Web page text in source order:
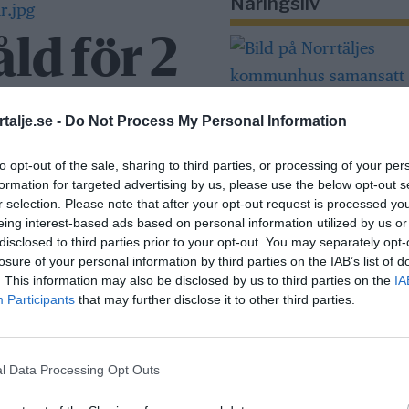
- Do Not Process My Personal Information
opt-out of the sale, sharing to third parties, or processing of your
for targeted advertising by us, please use the below opt-out
selection. Please note that after your opt-out request is processed
interest-based ads based on personal information utilized by us
to third parties prior to your opt-out. You may separately
of your personal information by third parties on the IAB’s list of
This information may also be disclosed by us to third parties on the
Participants that may further disclose it to other third parties.
Data Processing Opt Outs
för 2
bytt ägare efter en
såld
Så många är
Norrtälje
Bino Drummond